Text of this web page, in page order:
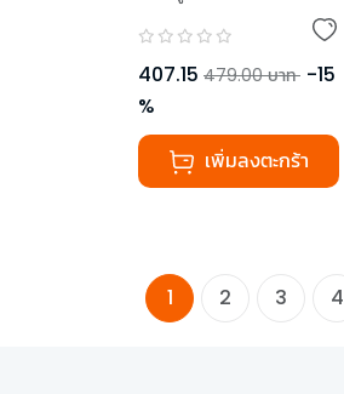
407.15 479.00 บาท -15
%
เพิ่มลงตะกร้า
1 2 3 4